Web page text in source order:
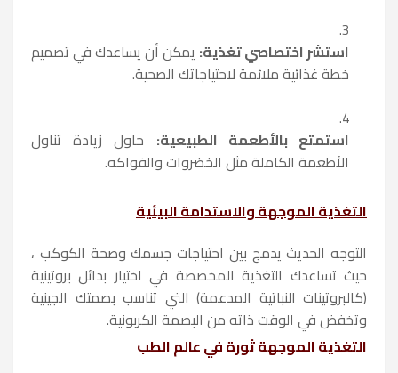
استشر اختصاصي تغذية: يمكن أن يساعدك في تصميم
خطة غذائية ملائمة لاحتياجاتك الصحية.
استمتع بالأطعمة الطبيعية: حاول زيادة تناول
الأطعمة الكاملة مثل الخضروات والفواكه.
التغذية الموجهة والاستدامة البيئية
التوجه الحديث يدمج بين احتياجات جسمك وصحة الكوكب ،
حيث تساعدك التغذية المخصصة في اختيار بدائل بروتينية
(كالبروتينات النباتية المدعمة) التي تناسب بصمتك الجينية
وتخفض في الوقت ذاته من البصمة الكربونية.
التغذية الموجهة ثورة في عالم الطب